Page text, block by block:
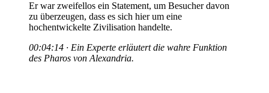
Er war zweifellos ein Statement, um Besucher davon
zu überzeugen, dass es sich hier um eine
hochentwickelte Zivilisation handelte.
00:04:14 · Ein Experte erläutert die wahre Funktion
des Pharos von Alexandria.